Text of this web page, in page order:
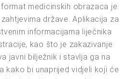
medicinskih obrazaca je
države. Aplikacija za
informacijama liječnika
kao što je zakazivanje
javni bilježnik i stavlja ga na
kako bi unaprijed vidjeli koji će